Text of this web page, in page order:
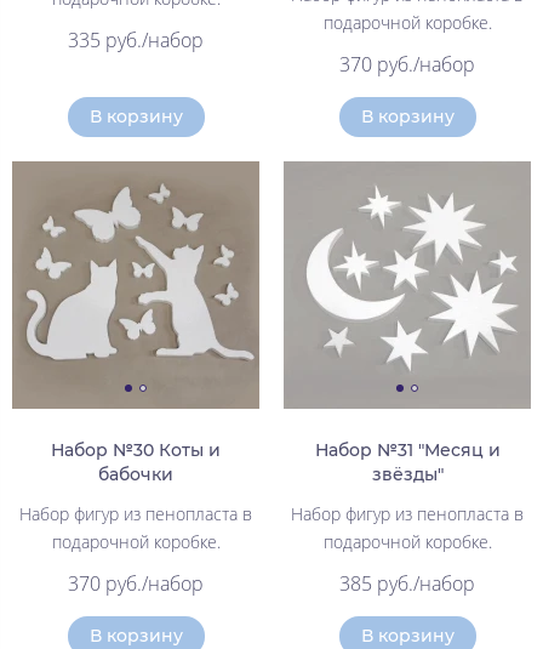
335 руб./набор
В корзину
подарочной коробке.
370 руб./набор
В корзину
Набор №30 Коты и
бабочки
Набор фигур из пенопласта в
подарочной коробке.
370 руб./набор
В корзину
Набор №31 "Месяц и
звёзды"
Набор фигур из пенопласта в
подарочной коробке.
385 руб./набор
В корзину